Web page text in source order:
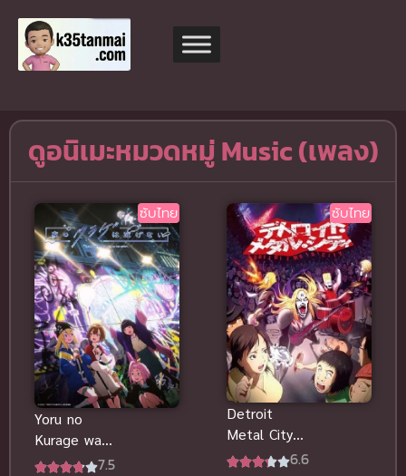
ดูอนิเมะหมวดหมู่ Music (เพลง)
ซับไทย
Yoru no
Kurage wa
Oyogenai อนิ
7.5
ซับไทย
Detroit
Metal City
ดีทรอยต์ เมทั
6.6